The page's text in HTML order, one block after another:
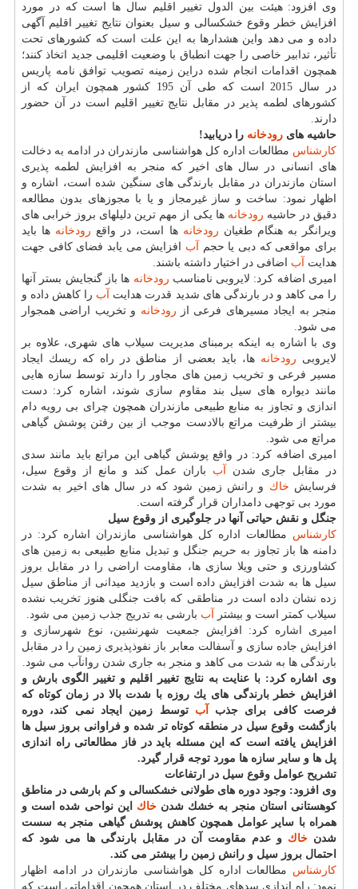
وی افزود: هیئت بین الدول تغییر اقلیم سال ها است كه در مورد
افزایش خطر وقوع خشكسالی و سیل بعنوان نتایج تغییر اقلیم آگهی
داده و می دهد واین هشدارها به این علت است كه كشورهای تحت
تأثیر، تدابیر خاصی را جهت انطباق با وضعیت اقلیمی جدید اتخاذ كنند؛
همچون اقدامات انجام شده دراین زمینه تصویب توافق نامه پاریس
در سال 2015 است كه طی آن 195 كشور همچون ایران كه از
كشورهای لطمه پذیر در مقابل نتایج تغییر اقلیم است در آن حضور
دارند.
حاشیه های رودخانه را دریابید!
كارشناس مطالعات اداره كل هواشناسی مازندران در ادامه به دخالت
های انسانی در سال های اخیر كه منجر به افزایش لطمه پذیری
استان مازندران در مقابل بارندگی های سنگین شده است، اشاره و
اظهار نمود: ساخت و ساز غیرمجاز و یا با مجوزهای بدون مطالعه
دقیق در حاشیه رودخانه ها یكی از مهم ترین دلیلهای بروز خرابی های
ویرانگر به هنگام طغیان رودخانه ها است، در واقع رودخانه ها باید
برای مواقعی كه دبی یا حجم
آب افزایش می یابد فضای كافی جهت
هدایت
آب اضافی در اختیار داشته باشند.
امیری اضافه كرد: لایروبی نامناسب رودخانه ها باز گنجایش بستر آنها
را می كاهد و در بارندگی های شدید قدرت هدایت
آب را كاهش داده و
منجر به ایجاد مسیرهای فرعی از رودخانه و تخریب اراضی همجوار
می شود.
وی با اشاره به اینكه برمبنای مدیریت سیلاب های شهری، علاوه بر
لایروبی رودخانه ها، باید بعضی از مناطق در راه كه ریسك ایجاد
مسیر فرعی و تخریب زمین های مجاور را دارند توسط سازه هایی
مانند دیواره های سیل بند مقاوم سازی شوند، اشاره كرد: دست
اندازی و تجاوز به منابع طبیعی مازندران همچون چرای بی رویه دام
بیشتر از ظرفیت مراتع بالادست موجب از بین رفتن پوشش گیاهی
مراتع می شود.
امیری اضافه كرد: در واقع پوشش گیاهی این مراتع باید مانند سدی
در مقابل جاری شدن
آب باران عمل كند و مانع از وقوع سیل،
فرسایش خاك و رانش زمین شود كه در سال های اخیر به شدت
مورد بی توجهی دامداران قرار گرفته است.
جنگل و نقش حیاتی آنها در جلوگیری از وقوع سیل
كارشناس مطالعات اداره كل هواشناسی مازندران اشاره كرد: در
دامنه ها باز تجاوز به حریم جنگل و تبدیل منابع طبیعی به زمین های
كشاورزی و حتی ویلا سازی ها، مقاومت اراضی را در مقابل بروز
سیل ها به شدت افزایش داده است و بازدید میدانی از مناطق سیل
زده نشان داده است در مناطقی كه بافت جنگلی هنوز تخریب نشده
سیلاب كمتر است و بیشتر
آب بارشی به تدریج جذب زمین می شود.
امیری اشاره كرد: افزایش جمعیت شهرنشین، نوع شهرسازی و
افزایش جاده سازی و آسفالت معابر باز نفوذپذیری زمین را در مقابل
بارندگی ها به شدت می كاهد و منجر به جاری شدن روانآب می شود.
وی اشاره كرد: با عنایت به نتایج تغییر اقلیم و تغییر الگوی بارش و
افزایش خطر بارندگی های یك روزه با شدت بالا در زمان كوتاه كه
فرصت كافی برای جذب
آب توسط زمین ایجاد نمی كند، دوره
بازگشت وقوع سیل در منطقه كوتاه تر شده و فراوانی بروز سیل ها
افزایش یافته است كه این مسئله باید در فاز مطالعاتی راه اندازی
پل ها و سایر سازه ها مورد توجه قرار گیرد.
تشریح عوامل وقوع سیل در ارتفاعات
وی افزود: وجود دوره های طولانی خشكسالی و كم بارشی در مناطق
كوهستانی استان منجر به خشك شدنخاك این نواحی شده است و
همراه با سایر عوامل همچون كاهش پوشش گیاهی منجر به سست
شدن خاك و عدم مقاومت آن در مقابل بارندگی ها می شود كه
احتمال بروز سیل و رانش زمین را بیشتر می كند.
كارشناس مطالعات اداره كل هواشناسی مازندران در ادامه اظهار
نمود: راه اندازی سدهای مختلف در استان همچون اقداماتی است كه